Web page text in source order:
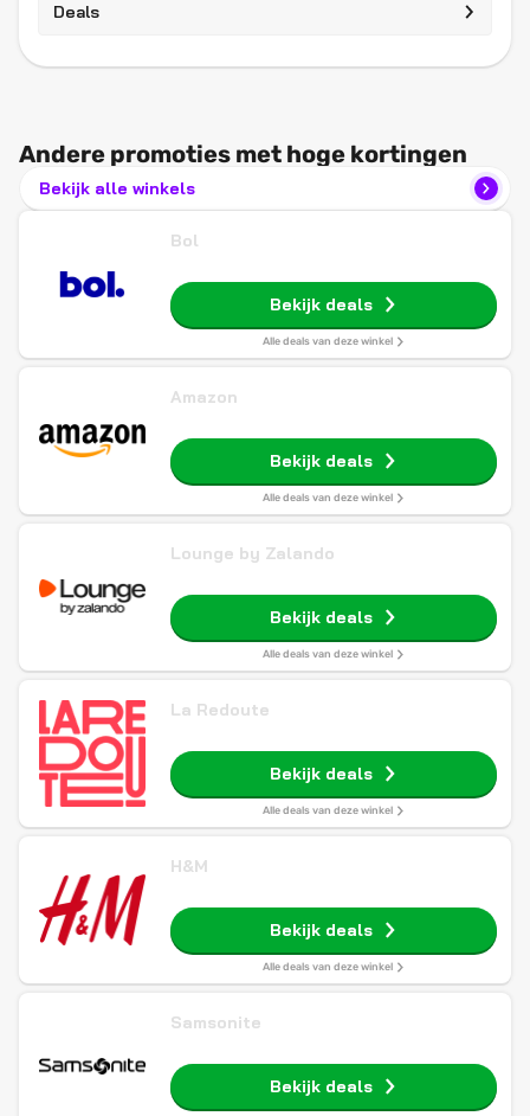
Deals
Andere promoties met hoge kortingen
Bekijk alle winkels
Bol
Bekijk deals
Alle deals van deze winkel
Amazon
Bekijk deals
Alle deals van deze winkel
Lounge by Zalando
Bekijk deals
Alle deals van deze winkel
La Redoute
Bekijk deals
Alle deals van deze winkel
H&M
Bekijk deals
Alle deals van deze winkel
Samsonite
Bekijk deals